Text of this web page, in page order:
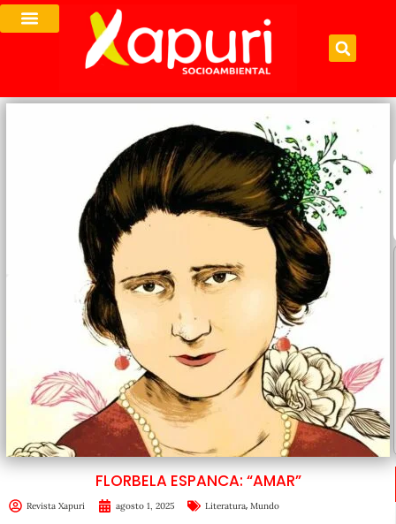
FLORBELA ESPANCA: “AMAR”
Revista Xapuri agosto 1, 2025 Literatura, Mundo